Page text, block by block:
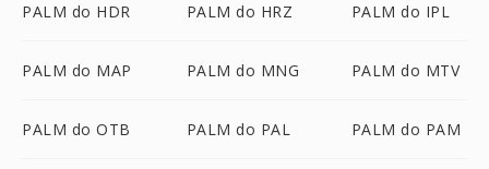
PALM do HDR PALM do HRZ PALM do IPL
PALM do MAP PALM do MNG PALM do MTV
PALM do OTB PALM do PAL PALM do PAM